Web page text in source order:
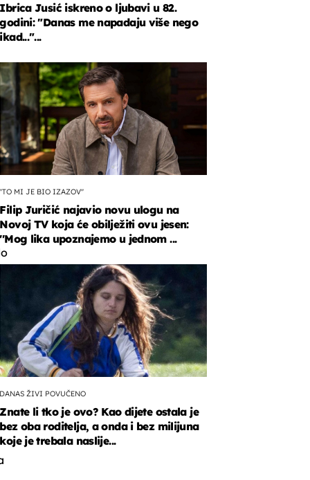
Ibrica Jusić iskreno o ljubavi u 82.
godini: "Danas me napadaju više nego
ikad..."...
''TO MI JE BIO IZAZOV''
Filip Juričić najavio novu ulogu na
Novoj TV koja će obilježiti ovu jesen:
''Mog lika upoznajemo u jednom ...
DANAS ŽIVI POVUČENO
Znate li tko je ovo? Kao dijete ostala je
bez oba roditelja, a onda i bez milijuna
koje je trebala naslije...